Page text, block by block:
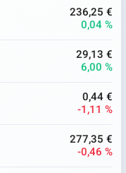
236,25 €
0,04 %
29,13 €
6,00 %
0,44 €
-1,11 %
277,35 €
-0,46 %